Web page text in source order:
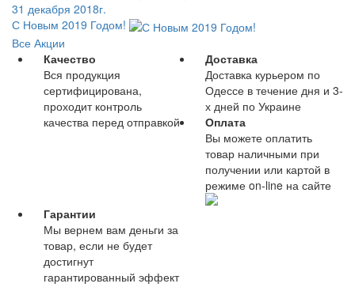
31 декабря 2018г.
С Новым 2019 Годом!
Все Акции
Качество
Вся продукция
сертифицирована,
проходит контроль
качества перед отправкой
Доставка
Доставка курьером по
Одессе в течение дня и 3-
х дней по Украине
Оплата
Вы можете оплатить
товар наличными при
получении или картой в
режиме on-line на сайте
Гарантии
Мы вернем вам деньги за
товар, если не будет
достигнут
гарантированный эффект